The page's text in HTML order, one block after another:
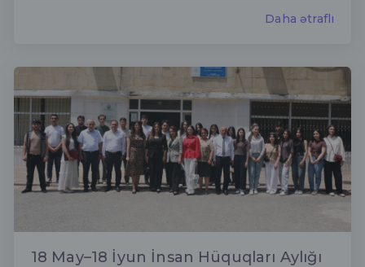
Daha ətraflı
18 May–18 İyun İnsan Hüquqları Aylığı